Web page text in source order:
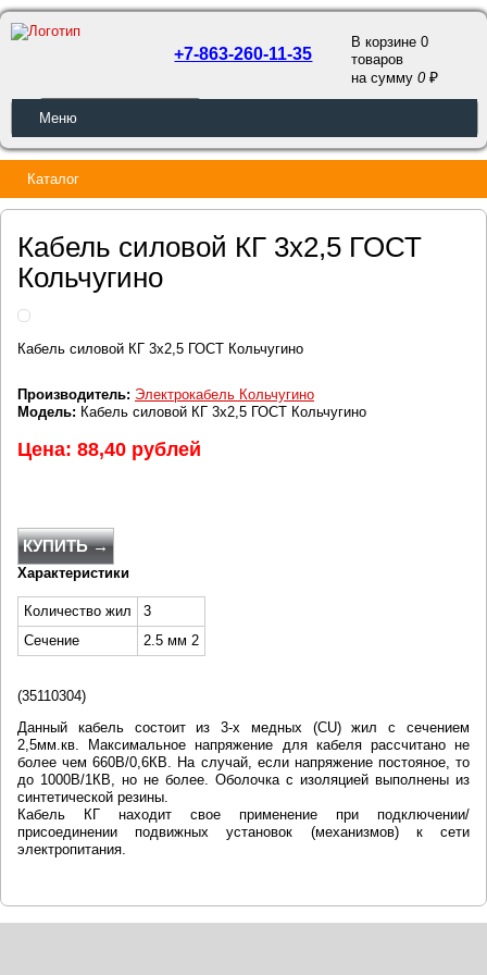
ОБРАТНЫЙ ЗВОНОК
+7-863-260-11-35
В корзине 0
товаров
на сумму0
Меню
Каталог
Кабель силовой КГ 3х2,5 ГОСТ
Кольчугино
Кабель силовой КГ 3х2,5 ГОСТ Кольчугино
Производитель: Электрокабель Кольчугино
Модель: Кабель силовой КГ 3х2,5 ГОСТ Кольчугино
Цена: 88,40 рублей
КУПИТЬ →
Характеристики
Количество жил
3
Сечение
2.5 мм 2
(35110304)
Данный кабель состоит из 3-х медных (CU) жил с сечением
2,5мм.кв. Максимальное напряжение для кабеля рассчитано не
более чем 660В/0,6КВ. На случай, если напряжение постояное, то
до 1000В/1КВ, но не более. Оболочка с изоляцией выполнены из
синтетической резины.
Кабель КГ находит свое применение при подключении/
присоединении подвижных установок (механизмов) к сети
электропитания.